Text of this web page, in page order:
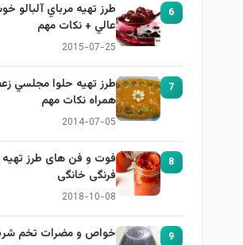
6
طرز تهيه مرباي آلبالو
عالي + نكات مهم
2015-07-25
7
طرز تهيه حلوا مجلسي
همراه نكات مهم
2014-07-05
8
فوت و فن های طرز
فرنگی خانگی
2018-10-08
9 خواص و مضرات تخم